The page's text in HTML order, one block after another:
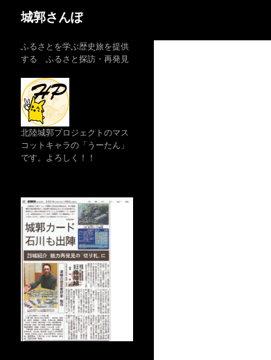
城郭さんぽ
ふるさとを学ぶ歴史旅を提供
する ふるさと探訪・再発見
北陸城郭プロジェクトのマス
コットキャラの「うーたん」
です。よろしく！！